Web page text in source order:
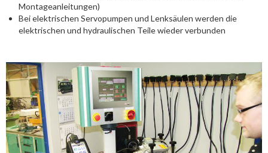
Montageanleitungen)
Bei elektrischen Servopumpen und Lenksäulen werden die
elektrischen und hydraulischen Teile wieder verbunden